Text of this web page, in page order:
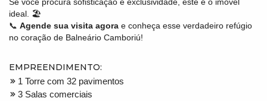
ideal. 🏖️
📞 Agende sua visita agora e conheça esse verdadeiro refúgio
no coração de Balneário Camboriú!
EMPREENDIMENTO:
1 Torre com 32 pavimentos
3 Salas comerciais